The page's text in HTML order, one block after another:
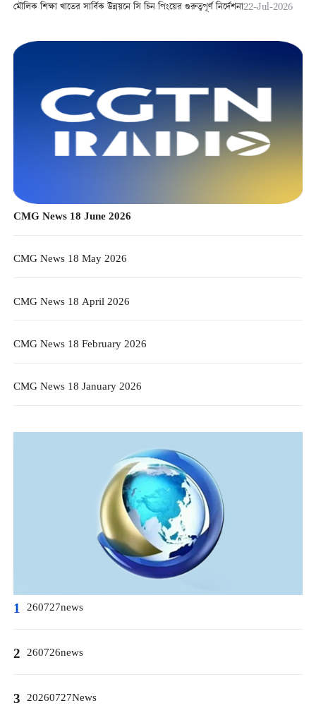
মৌলিক শিক্ষা খাতের সার্বিক উন্নয়নে সি চিন পিংয়ের গুরুত্বপূর্ণ নির্দেশনা22-Jul-2026
CMG News 18 June 2026
CMG News 18 May 2026
CMG News 18 April 2026
CMG News 18 February 2026
CMG News 18 January 2026
1 260727news
2 260726news
3 20260727News